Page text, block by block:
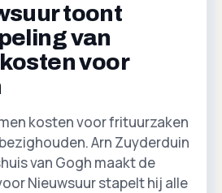
toont
van
voor
kosten voor frituurzaken
Arn Zuyderduin
van Gogh maakt de
Nieuwsuur stapelt hij alle